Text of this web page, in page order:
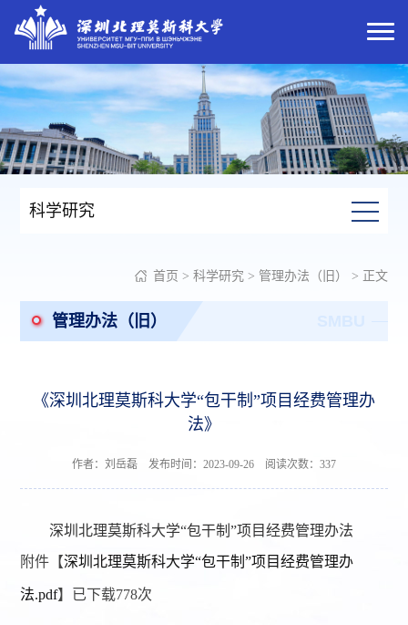
科学研究
首页 > 科学研究> 管理办法（旧） > 正文
管理办法（旧）
《深圳北理莫斯科大学“包干制”项目经费管理办
法》
作者：刘岳磊 发布时间：2023-09-26 阅读次数： 337
深圳北理莫斯科大学“包干制”项目经费管理办法
附件【深圳北理莫斯科大学“包干制”项目经费管理办
法.pdf】已下载778次